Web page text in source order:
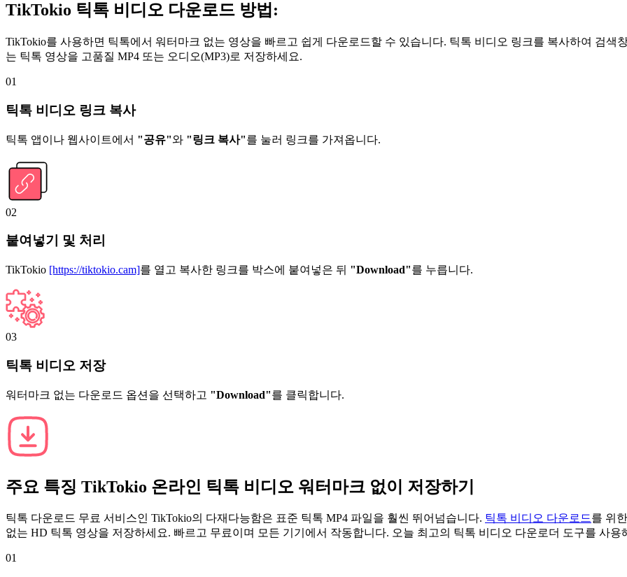
TikTokio 틱톡 비디오 다운로드 방법:
TikTokio를 사용하면 틱톡에서 워터마크 없는 영상을 빠르고 쉽게 다운로드할 수 있습니다. 틱톡 비디오 링크를 복사하여 검
는 틱톡 영상을 고품질 MP4 또는 오디오(MP3)로 저장하세요.
01
틱톡 비디오 링크 복사
틱톡 앱이나 웹사이트에서 "공유"와 "링크 복사"를 눌러 링크를 가져옵니다.
02
붙여넣기 및 처리
TikTokio [https://tiktokio.cam]를 열고 복사한 링크를 박스에 붙여넣은 뒤 "Download"를 누릅니다.
03
틱톡 비디오 저장
워터마크 없는 다운로드 옵션을 선택하고 "Download"를 클릭합니다.
주요 특징 TikTokio 온라인 틱톡 비디오 워터마크 없이 저장하기
틱톡 다운로드 무료 서비스인 TikTokio의 다재다능함은 표준 틱톡 MP4 파일을 훨씬 뛰어넘습니다. 틱톡 비디오 다운로드를 위
없는 HD 틱톡 영상을 저장하세요. 빠르고 무료이며 모든 기기에서 작동합니다. 오늘 최고의 틱톡 비디오 다운로더 도구를 사용
01